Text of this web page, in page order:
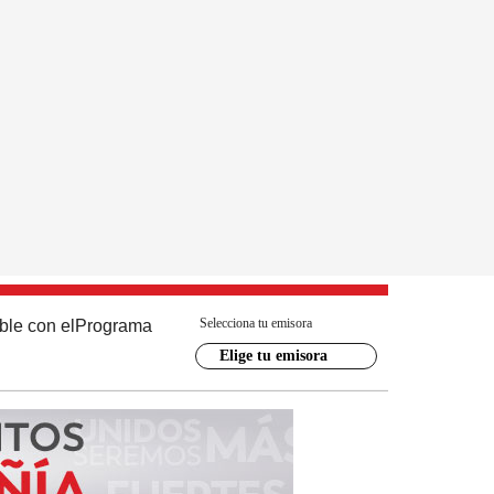
con el Programa Selecciona tu emisora
Elige tu emisora